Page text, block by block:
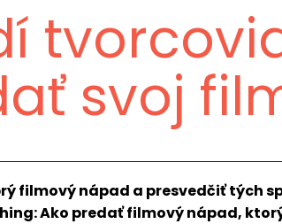
svoj
filmový nápad a presvedčiť tých
Ako predať filmový nápad,